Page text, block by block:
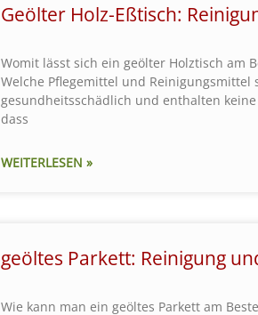
Geölter Holz-Eßtisch:
Womit lässt sich ein geölter Holztisch am
Welche Pflegemittel und Reinigungsmittel
gesundheitsschädlich und enthalten
dass
WEITERLESEN »
geöltes Parkett: Reinigung
Wie kann man ein geöltes Parkett am